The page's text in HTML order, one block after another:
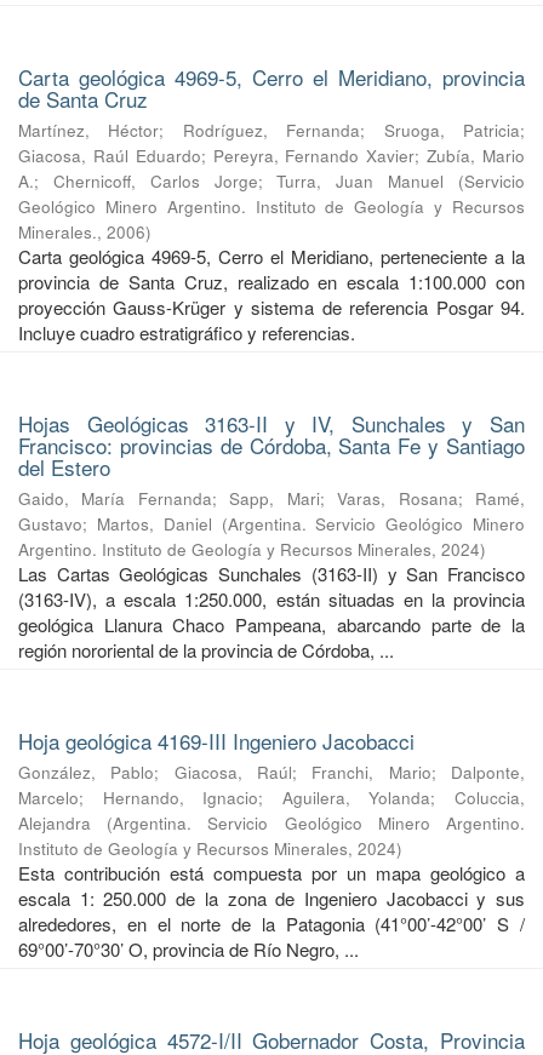
Carta geológica 4969-5, Cerro el Meridiano, provincia
de Santa Cruz
Martínez, Héctor; Rodríguez, Fernanda; Sruoga, Patricia;
Giacosa, Raúl Eduardo; Pereyra, Fernando Xavier;Zubía, Mario
A.; Chernicoff, Carlos Jorge;Turra, Juan Manuel (Servicio
Geológico Minero Argentino. Instituto de Geología y Recursos
Minerales., 2006)
Carta geológica 4969-5, Cerro el Meridiano, perteneciente a la
provincia de Santa Cruz, realizado en escala 1:100.000 con
proyección Gauss-Krüger y sistema de referencia Posgar 94.
Incluye cuadro estratigráfico y referencias.
Hojas Geológicas 3163-II y IV, Sunchales y San
Francisco: provincias de Córdoba, Santa Fe y Santiago
del Estero
Gaido, María Fernanda;Sapp, Mari;Varas, Rosana; Ramé,
Gustavo; Martos, Daniel (Argentina. Servicio Geológico Minero
Argentino. Instituto de Geología y Recursos Minerales, 2024)
Las Cartas Geológicas Sunchales (3163-II) y San Francisco
(3163-IV), a escala 1:250.000, están situadas en la provincia
geológica Llanura Chaco Pampeana, abarcando parte de la
región nororiental de la provincia de Córdoba, ...
Hoja geológica 4169-III Ingeniero Jacobacci
González, Pablo; Giacosa, Raúl; Franchi, Mario; Dalponte,
Marcelo; Hernando, Ignacio; Aguilera, Yolanda;Coluccia,
Alejandra
(Argentina. Servicio Geológico Minero Argentino.
Instituto de Geología y Recursos Minerales, 2024)
Esta contribución está compuesta por un mapa geológico a
escala 1: 250.000 de la zona de Ingeniero Jacobacci y sus
alrededores, en el norte de la Patagonia (41°00’-42°00’ S /
69°00’-70°30’ O, provincia de Río Negro, ...
Hoja geológica 4572-I/II Gobernador Costa, Provincia